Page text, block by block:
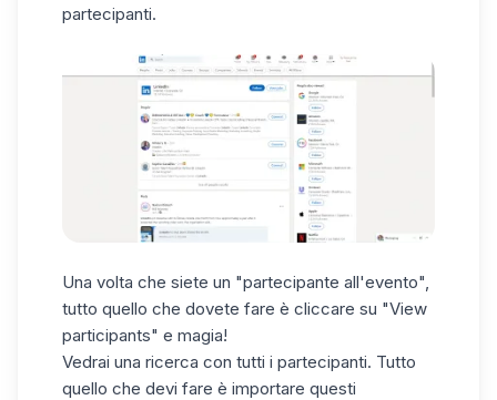
partecipanti.
Una volta che siete un "partecipante all'evento",
tutto quello che dovete fare è cliccare su "View
participants" e magia!
Vedrai una ricerca con tutti i partecipanti. Tutto
quello che devi fare è importare questi